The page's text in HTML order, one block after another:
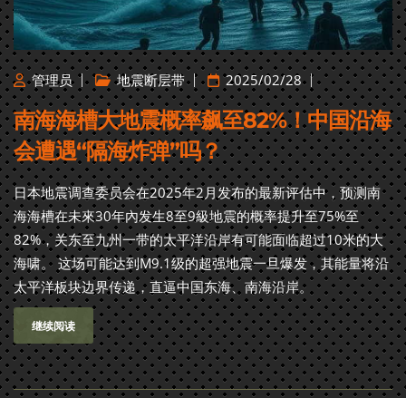
管理员 地震断层带 2025/02/28
南海海槽大地震概率飙至82%！中国沿海
会遭遇“隔海炸弹”吗？
日本地震调查委员会在2025年2月发布的最新评估中，预测南
海海槽在未來30年內发生8至9級地震的概率提升至75%至
82%，关东至九州一带的太平洋沿岸有可能面临超过10米的大
海啸。 这场可能达到M9.1级的超强地震一旦爆发，其能量将沿
太平洋板块边界传递，直逼中国东海、南海沿岸。
继续阅读